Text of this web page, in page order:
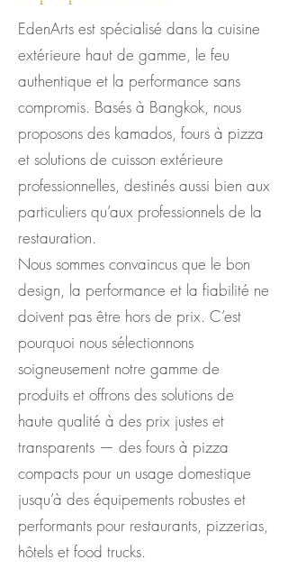
EdenArts est spécialisé dans la cuisine
extérieure haut de gamme, le feu
authentique et la performance sans
compromis. Basés à Bangkok, nous
proposons des kamados, fours à pizza
et solutions de cuisson extérieure
professionnelles, destinés aussi bien aux
particuliers qu’aux professionnels de la
restauration.
Nous sommes convaincus que le bon
design, la performance et la fiabilité ne
doivent pas être hors de prix. C’est
pourquoi nous sélectionnons
soigneusement notre gamme de
produits et offrons des solutions de
haute qualité à des prix justes et
transparents — des fours à pizza
compacts pour un usage domestique
jusqu’à des équipements robustes et
performants pour restaurants, pizzerias,
hôtels et food trucks.